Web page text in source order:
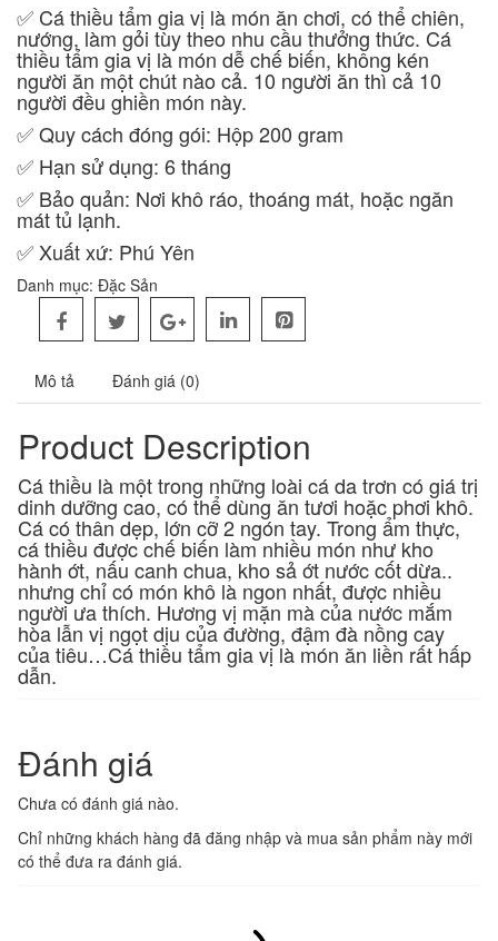
✅ Cá thiều tẩm gia vị là món ăn chơi, có thể chiên,
nướng, làm gỏi tùy theo nhu cầu thưởng thức. Cá
thiều tẩm gia vị là món dễ chế biến, không kén
người ăn một chút nào cả. 10 người ăn thì cả 10
người đều ghiền món này.
✅ Quy cách đóng gói: Hộp 200 gram
✅ Hạn sử dụng: 6 tháng
✅ Bảo quản: Nơi khô ráo, thoáng mát, hoặc ngăn
mát tủ lạnh.
✅ Xuất xứ: Phú Yên
Danh mục: Đặc Sản
Mô tả Đánh giá (0)
Product Description
Cá thiều là một trong những loài cá da trơn có giá trị
dinh dưỡng cao, có thể dùng ăn tươi hoặc phơi khô.
Cá có thân dẹp, lớn cỡ 2 ngón tay. Trong ẩm thực,
cá thiều được chế biến làm nhiều món như kho
hành ớt, nấu canh chua, kho sả ớt nước cốt dừa..
nhưng chỉ có món khô là ngon nhất, được nhiều
người ưa thích. Hương vị mặn mà của nước mắm
hòa lẫn vị ngọt dịu của đường, đậm đà nồng cay
của tiêu…Cá thiều tẩm gia vị là món ăn liền rất hấp
dẫn.
Đánh giá
Chưa có đánh giá nào.
Chỉ những khách hàng đã đăng nhập và mua sản phẩm này mới
có thể đưa ra đánh giá.